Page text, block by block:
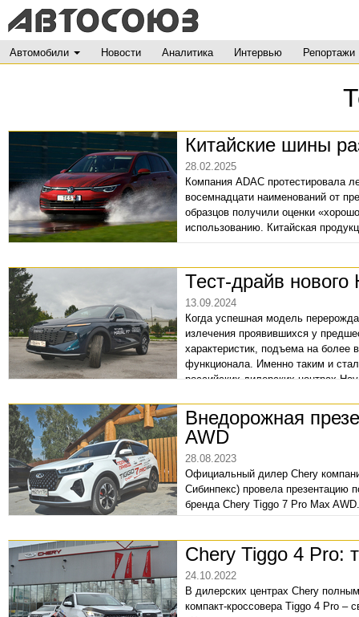
Автомобили Новости Аналитика Интервью Репортажи
Китайские шины
28.02.2025
Компания ADAC протестировала
восемнадцати наименований от
образцов получили оценки
использованию. Китайская
Тест-драйв нового
13.09.2024
Когда успешная модель
излечения проявившихся у
характеристик, подъема на более
функционала. Именно таким и
российских дилерских центрах
Внедорожная
AWD
28.08.2023
Официальный дилер Chery
Сибинпекс) провела презентацию
бренда Chery Tiggo 7 Pro Max
уикенда уходящего жаркого
Chery Tiggo 4 Pro:
24.10.2022
В дилерских центрах Chery
компакт-кроссовера Tiggo 4 Pro –